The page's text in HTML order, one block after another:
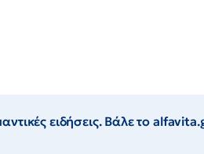
ειδήσεις. Βάλε το